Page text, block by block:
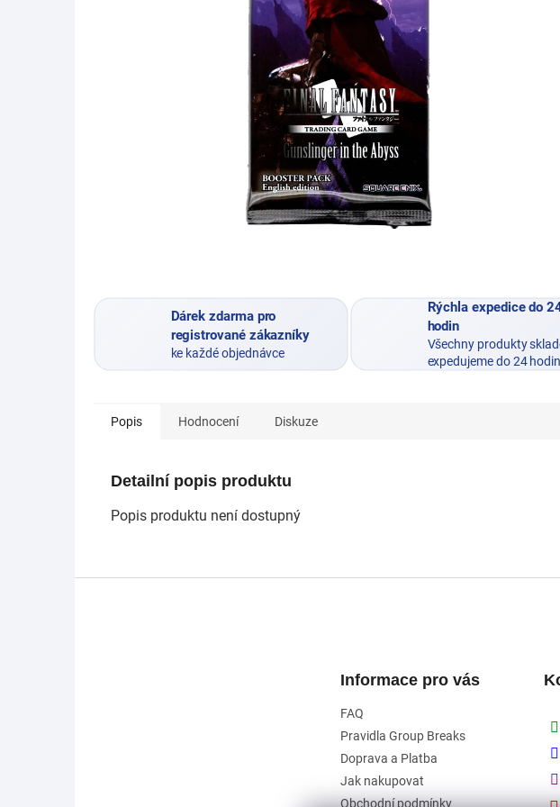
Dárek zdarma pro
registrované zákazníky
ke každé objednávce
Rýchla expedice do
hodin
Všechny produkty
expedujeme do 24
Popis Hodnocení Diskuze
Detailní popis produktu
Popis produktu není dostupný
Informace pro vás
FAQ
Pravidla Group Breaks
Doprava a Platba
Jak nakupovat
Obchodní podmínky